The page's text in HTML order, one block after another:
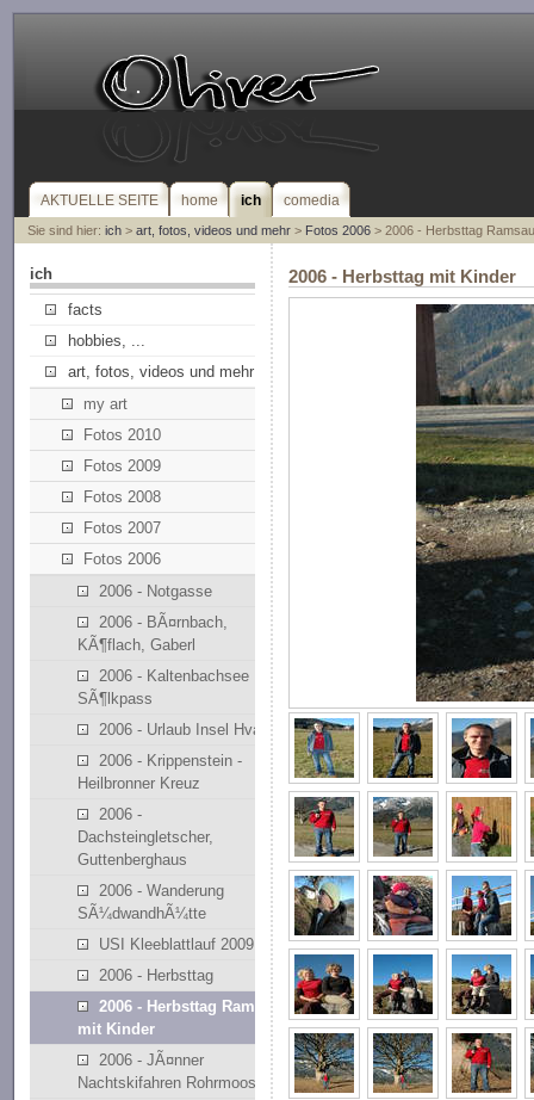
AKTUELLE SEITE home ich comedia
Sie sind hier: ich> art, fotos, videos und mehr> Fotos 2006> 2006 - Herbsttag
ich
facts
hobbies, ...
art, fotos, videos und mehr
my art
Fotos 2010
Fotos 2009
Fotos 2008
Fotos 2007
Fotos 2006
2006 - Notgasse
2006 - BÃ¤rnbach,
KÃ¶flach, Gaberl
2006 - Kaltenbachsee
SÃ¶lkpass
2006 - Urlaub Insel Hvar
2006 - Krippenstein -
Heilbronner Kreuz
2006 -
Dachsteingletscher,
Guttenberghaus
2006 - Wanderung
SÃ¼dwandhÃ¼tte
USI Kleeblattlauf 2009
2006 - Herbsttag
2006 - Herbsttag Ramsau
mit Kinder
2006 - JÃ¤nner
Nachtskifahren Rohrmoos
2006 - Herbsttag mit Kinder